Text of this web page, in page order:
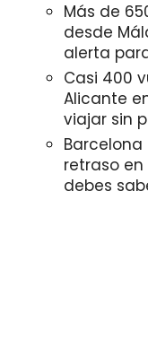
Más de
desde
alerta
Casi 400
Alicante
viajar sin
Barcelona
retraso
debes